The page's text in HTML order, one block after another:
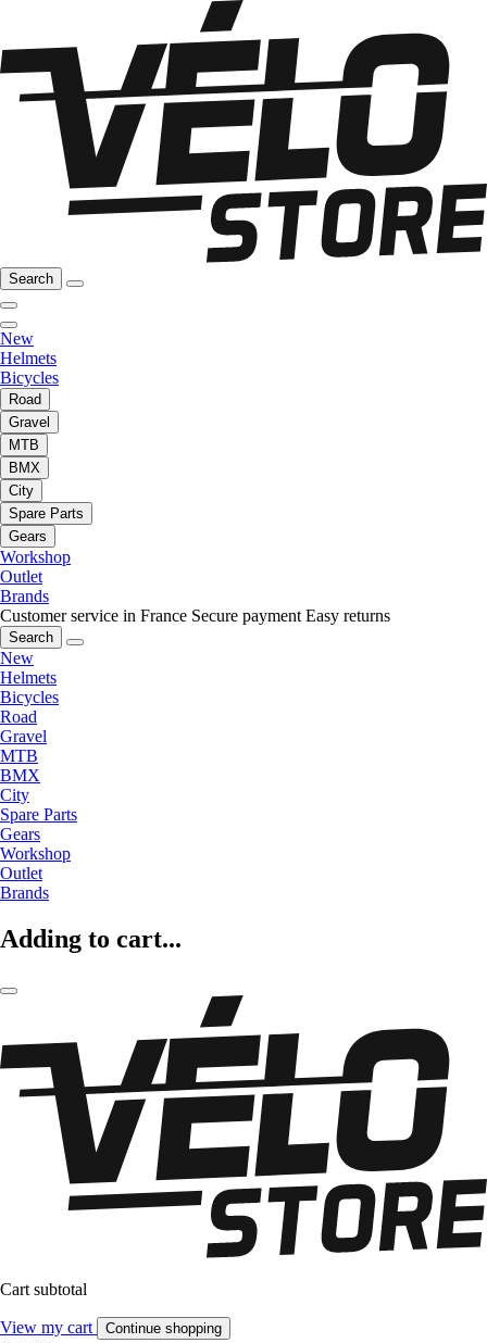
Search
New
Helmets
Bicycles
Road
Gravel
MTB
BMX
City
Spare Parts
Gears
Workshop
Outlet
Brands
Customer service in France Secure payment Easy returns
Search
New
Helmets
Bicycles
Road
Gravel
MTB
BMX
City
Spare Parts
Gears
Workshop
Outlet
Brands
Adding to cart...
Cart subtotal
View my cart Continue shopping